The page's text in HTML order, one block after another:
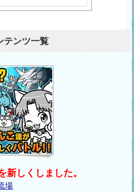
ンツ一覧
新しくしました。
場